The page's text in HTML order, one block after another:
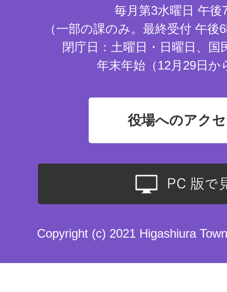
毎月第3水曜日 午後
（一部の課のみ。最終受付 午
閉庁日：土曜日・日曜日、国
年末年始（12月29日か
役場へのアク
Copyright (c) 2021 Higashiura